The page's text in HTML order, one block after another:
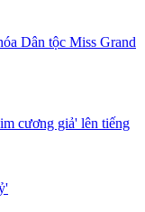
Dân tộc Miss Grand
cương giả' lên tiếng